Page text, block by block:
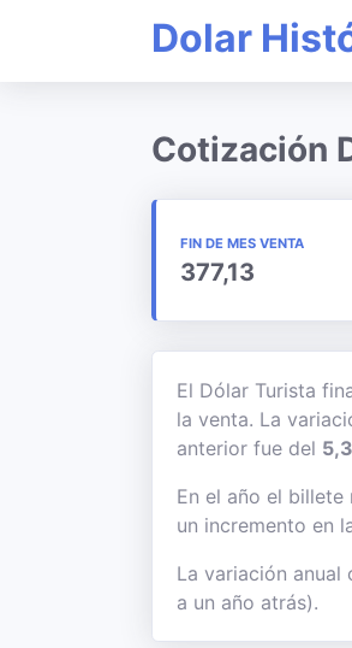
Dolar
Cotización
FIN DE MES VENTA
377,13
El Dólar Turista
la venta. La
anterior fue del
En el año el
un incremento en
La variación
a un año atrás).